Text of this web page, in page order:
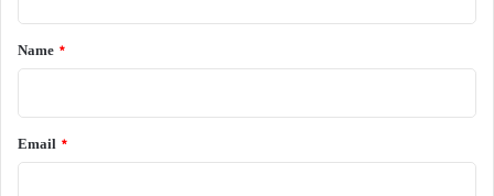
*Name *
Email *